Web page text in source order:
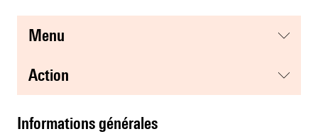
menu
action
informations générales